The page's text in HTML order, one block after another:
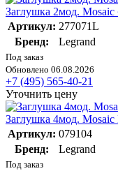
Заглушка 2мод. Mosaic
Артикул: 277071L
Бренд:
Legrand
Под заказ
Обновлено 06.08.2026
+7 (495) 565-40-21
Уточнить цену
Заглушка 4мод. Mosaic
Артикул: 079104
Бренд:
Legrand
Под заказ